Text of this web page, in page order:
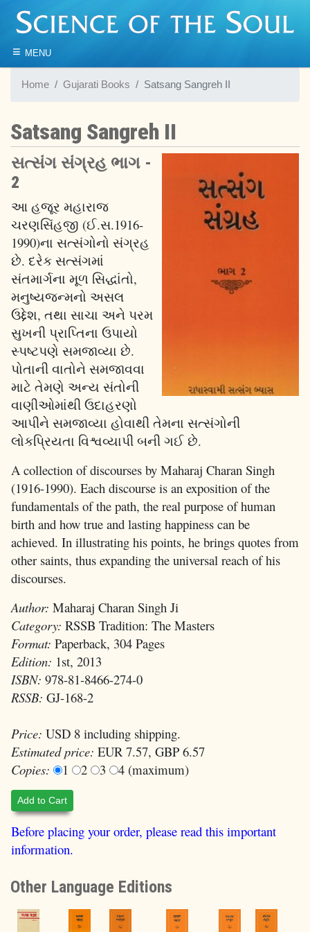
≡ MENU
Home Gujarati Books Satsang Sangreh II
Satsang Sangreh II
સત્સંગ સંગ્રહ ભાગ -
2
આ હજૂર મહારાજ
ચરણસિંહજી (ઈ.સ.1916-
1990)ના સત્સંગોનો સંગ્રહ
છે. દરેક સત્સંગમાં
સંતમાર્ગના મૂળ સિદ્ધાંતો,
મનુષ્યજન્મનો અસલ
ઉદ્દેશ, તથા સાચા અને પરમ
સુખની પ્રાપ્તિના ઉપાયો
સ્પષ્ટપણે સમજાવ્યા છે.
પોતાની વાતોને સમજાવવા
માટે તેમણે અન્ય સંતોની
વાણીઓમાંથી ઉદાહરણો
આપીને સમજાવ્યા હોવાથી તેમના સત્સંગોની
લોકપ્રિયતા વિશ્વવ્યાપી બની ગઈ છે.
A collection of discourses by Maharaj Charan Singh
(1916-1990). Each discourse is an exposition of the
fundamentals of the path, the real purpose of human
birth and how true and lasting happiness can be
achieved. In illustrating his points, he brings quotes from
other saints, thus expanding the universal reach of his
discourses.
Author: Maharaj Charan Singh Ji
Category: RSSB Tradition: The Masters
Format: Paperback, 304 Pages
Edition: 1st, 2013
ISBN: 978-81-8466-274-0
RSSB: GJ-168-2
Price: USD 8 including shipping.
Estimated price: EUR 7.57, GBP 6.57
Copies:
1 2 3 4 (maximum)
Add to Cart
Before placing your order, please read this important
information.
Other Language Editions